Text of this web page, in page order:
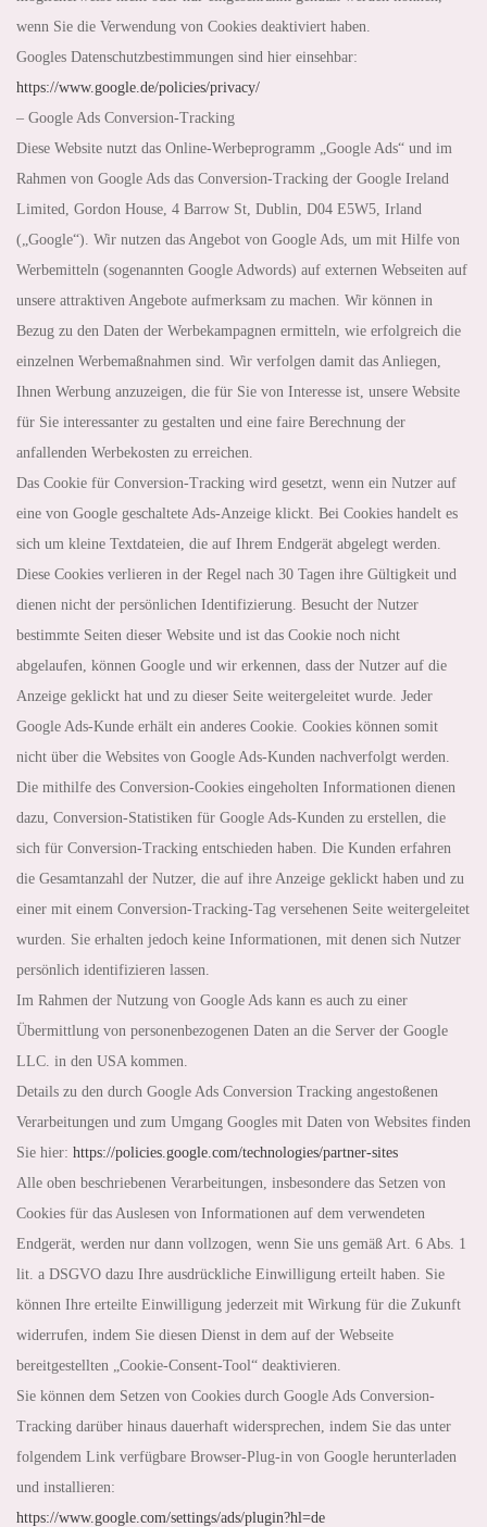
wenn Sie die Verwendung von Cookies deaktiviert haben.
Googles Datenschutzbestimmungen sind hier einsehbar:
https://www.google.de/policies/privacy/
– Google Ads Conversion-Tracking
Diese Website nutzt das Online-Werbeprogramm „Google Ads“ und im
Rahmen von Google Ads das Conversion-Tracking der Google Ireland
Limited, Gordon House, 4 Barrow St, Dublin, D04 E5W5, Irland
(„Google“). Wir nutzen das Angebot von Google Ads, um mit Hilfe von
Werbemitteln (sogenannten Google Adwords) auf externen Webseiten auf
unsere attraktiven Angebote aufmerksam zu machen. Wir können in
Bezug zu den Daten der Werbekampagnen ermitteln, wie erfolgreich die
einzelnen Werbemaßnahmen sind. Wir verfolgen damit das Anliegen,
Ihnen Werbung anzuzeigen, die für Sie von Interesse ist, unsere Website
für Sie interessanter zu gestalten und eine faire Berechnung der
anfallenden Werbekosten zu erreichen.
Das Cookie für Conversion-Tracking wird gesetzt, wenn ein Nutzer auf
eine von Google geschaltete Ads-Anzeige klickt. Bei Cookies handelt es
sich um kleine Textdateien, die auf Ihrem Endgerät abgelegt werden.
Diese Cookies verlieren in der Regel nach 30 Tagen ihre Gültigkeit und
dienen nicht der persönlichen Identifizierung. Besucht der Nutzer
bestimmte Seiten dieser Website und ist das Cookie noch nicht
abgelaufen, können Google und wir erkennen, dass der Nutzer auf die
Anzeige geklickt hat und zu dieser Seite weitergeleitet wurde. Jeder
Google Ads-Kunde erhält ein anderes Cookie. Cookies können somit
nicht über die Websites von Google Ads-Kunden nachverfolgt werden.
Die mithilfe des Conversion-Cookies eingeholten Informationen dienen
dazu, Conversion-Statistiken für Google Ads-Kunden zu erstellen, die
sich für Conversion-Tracking entschieden haben. Die Kunden erfahren
die Gesamtanzahl der Nutzer, die auf ihre Anzeige geklickt haben und zu
einer mit einem Conversion-Tracking-Tag versehenen Seite weitergeleitet
wurden. Sie erhalten jedoch keine Informationen, mit denen sich Nutzer
persönlich identifizieren lassen.
Im Rahmen der Nutzung von Google Ads kann es auch zu einer
Übermittlung von personenbezogenen Daten an die Server der Google
LLC. in den USA kommen.
Details zu den durch Google Ads Conversion Tracking angestoßenen
Verarbeitungen und zum Umgang Googles mit Daten von Websites finden
Sie hier: https://policies.google.com/technologies/partner-sites
Alle oben beschriebenen Verarbeitungen, insbesondere das Setzen von
Cookies für das Auslesen von Informationen auf dem verwendeten
Endgerät, werden nur dann vollzogen, wenn Sie uns gemäß Art. 6 Abs. 1
lit. a DSGVO dazu Ihre ausdrückliche Einwilligung erteilt haben. Sie
können Ihre erteilte Einwilligung jederzeit mit Wirkung für die Zukunft
widerrufen, indem Sie diesen Dienst in dem auf der Webseite
bereitgestellten „Cookie-Consent-Tool“ deaktivieren.
Sie können dem Setzen von Cookies durch Google Ads Conversion-
Tracking darüber hinaus dauerhaft widersprechen, indem Sie das unter
folgendem Link verfügbare Browser-Plug-in von Google herunterladen
und installieren:
https://www.google.com/settings/ads/plugin?hl=de